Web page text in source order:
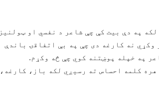
په کوم شعر کې چې جرت وي هلته یو څه شدت زیات وي٬ لکه په دې بیت کې چې شاعر د نفسي او ټولنیز
نه کارغه دی چې په بې اتفاقۍ باندې
د بیت ژبه ساده او مستقیمه ده کومه پرده نه لري٬ هره کلمه احساس ته رسیږي لکه باز، کارغه،